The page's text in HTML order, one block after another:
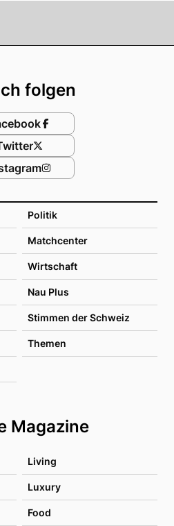
Politik
Matchcenter
Wirtschaft
Nau Plus
Stimmen der Schweiz
Themen
Magazine
Living
Luxury
Food
folgen